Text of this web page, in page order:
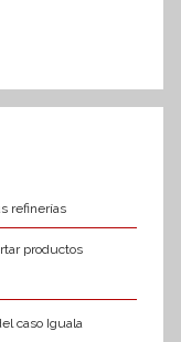
refinerías
productos
caso Iguala